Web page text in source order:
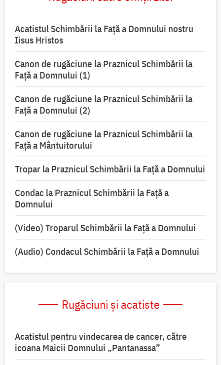
Acatistul Schimbării la Faţă a Domnului nostru
Iisus Hristos
Canon de rugăciune la Praznicul Schimbării la
Faţă a Domnului (1)
Canon de rugăciune la Praznicul Schimbării la
Faţă a Domnului (2)
Canon de rugăciune la Praznicul Schimbării la
Față a Mântuitorului
Tropar la Praznicul Schimbării la Faţă a Domnului
Condac la Praznicul Schimbării la Faţă a
Domnului
(Video) Troparul Schimbării la Față a Domnului
(Audio) Condacul Schimbării la Față a Domnului
Rugăciuni și acatiste
Acatistul pentru vindecarea de cancer, către
icoana Maicii Domnului „Pantanassa”